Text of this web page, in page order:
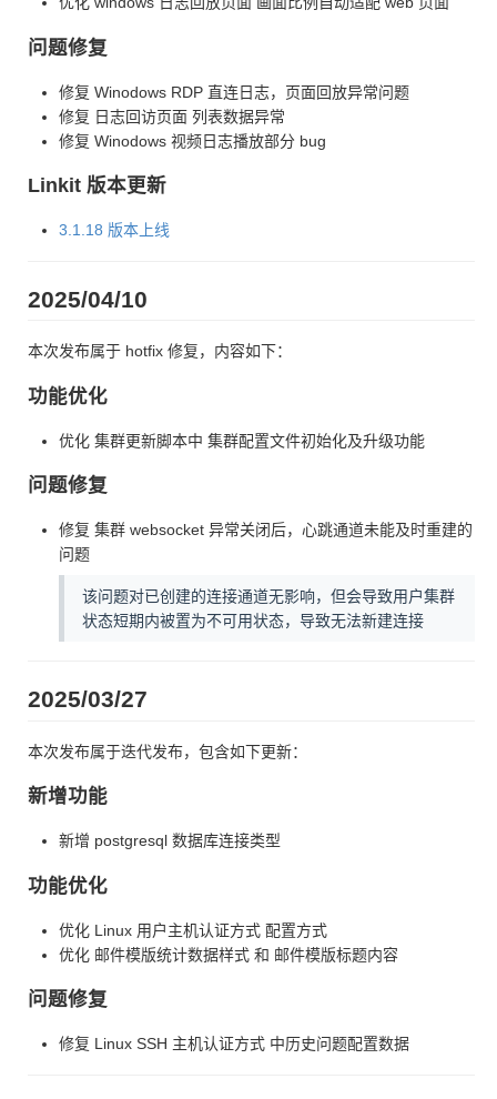
问题修复
修复 Winodows RDP 直连日志，页面回放异常问题
修复 日志回访页面 列表数据异常
修复 Winodows 视频日志播放部分 bug
Linkit 版本更新
3.1.18 版本上线
2025/04/10
本次发布属于 hotfix 修复，内容如下：
功能优化
优化 集群更新脚本中 集群配置文件初始化及升级功能
问题修复
修复 集群 websocket 异常关闭后，心跳通道未能及时重建的
问题
该问题对已创建的连接通道无影响，但会导致用户集群
状态短期内被置为不可用状态，导致无法新建连接
2025/03/27
本次发布属于迭代发布，包含如下更新：
新增功能
新增 postgresql 数据库连接类型
功能优化
优化 Linux 用户主机认证方式 配置方式
优化 邮件模版统计数据样式 和 邮件模版标题内容
问题修复
修复 Linux SSH 主机认证方式 中历史问题配置数据